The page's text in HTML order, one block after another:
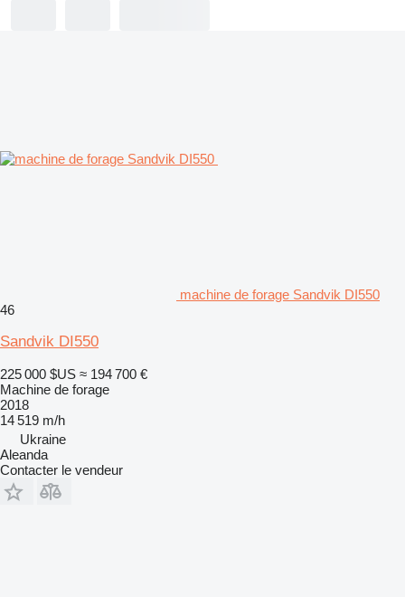
machine de forage Sandvik DI550
46
Sandvik DI550
225 000 $US ≈ 194 700 €
Machine de forage
2018
14 519 m/h
Ukraine
Aleanda
Contacter le vendeur